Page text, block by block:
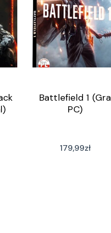
Battlefield 1 (Gra
PC)
179,99zł